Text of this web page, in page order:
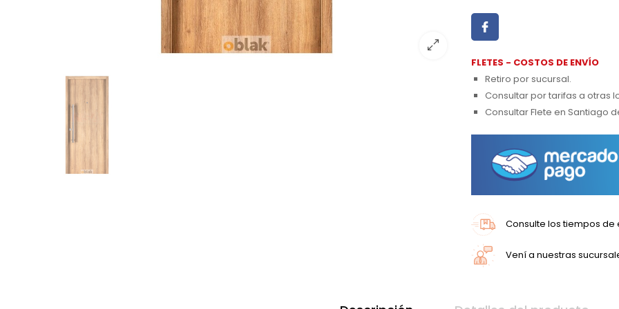
FLETES - COSTOS DE ENVÍO
Retiro por sucursal.
Consultar por tarifas a otras
Consultar Flete en Santiago
Consulte los tiempos de
Vení a nuestras